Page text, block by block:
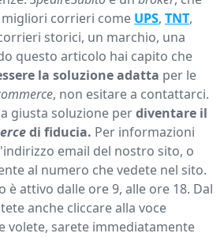
migliori corrieri come UPS, TNT,
storici, un marchio, una
questo articolo hai capito che
la soluzione adatta per le
, non esitare a contattarci.
giusta soluzione perdiventare il
di fiducia. Per informazioni
email del nostro sito, o
al numero che vedete nel sito.
attivo dalle ore 9, alle ore 18. Dal
anche cliccare alla voce
volete, sarete immediatamente